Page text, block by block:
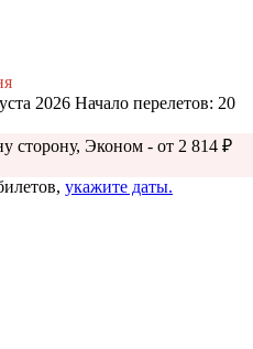
2026 Начало перелетов: 20
сторону, Эконом - от 2 814 ₽
укажите даты.